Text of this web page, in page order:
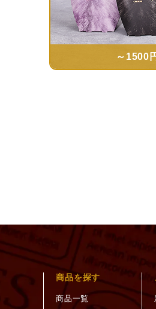
～1500
商品を探す
商品一覧